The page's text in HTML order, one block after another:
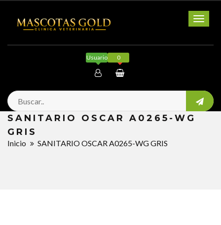
Usuario
Salir
0
SANITARIO OSCAR A0265-WG
GRIS
Inicio SANITARIO OSCAR A0265-WG GRIS